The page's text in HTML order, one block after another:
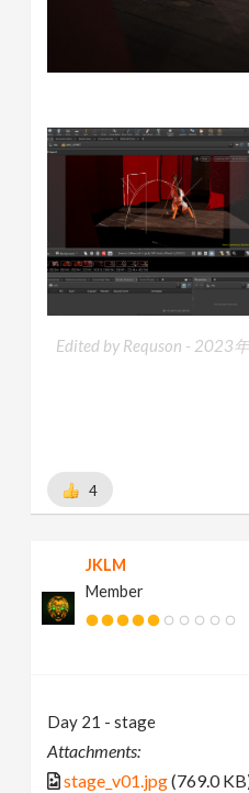
Edited by Requson - 2023
4
JKLM
Member
Day 21 - stage
Attachments:
stage_v01.jpg(769.0